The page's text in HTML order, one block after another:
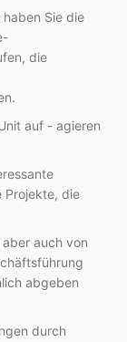
haben Sie die
die
auf - agieren
Projekte, die
auch von
abgeben
durch